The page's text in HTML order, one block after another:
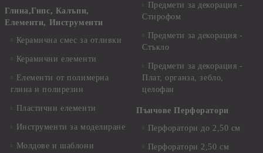
Глина,Гипс, Калъпи,
Елементи, Инструменти
Керамична смес за отливки
Керамични елементи
Елементи от полимерна
глина и полирезин
Пластични елементи
Инструменти за моделиране
Молдове и шаблони
Предмети за декорация -
Стирофом
Предмети за декорация -
Стъкло
Предмети за декорация -
Плат, органза, зебло,
целофан
Пънчове Перфоратори
Перфоратори до 2,50 см
Перфоратори 2,50 см